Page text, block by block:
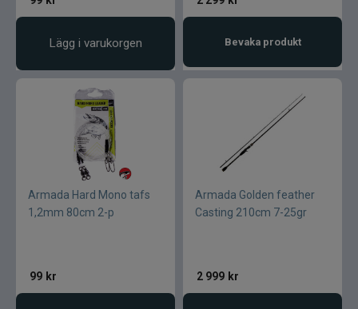
Lägg i varukorgen Bevaka produkt
Armada Hard Mono tafs
1,2mm 80cm 2-p
99 kr
Armada Golden feather
Casting 210cm 7-25gr
2 999 kr